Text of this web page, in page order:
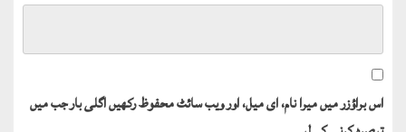
اس براؤزر میں میرا نام، ای میل، اور ویب سائٹ محفوظ رکھیں اگلی بار جب میں